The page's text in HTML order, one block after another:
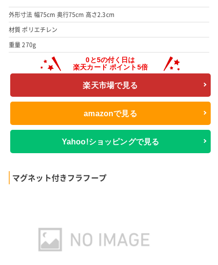
外形寸法 幅75cm 奥行75cm 高さ2.3cm
材質 ポリエチレン
重量 270g
楽天市場で見る
amazonで見る
Yahoo!ショッピングで見る
マグネット付きフラフープ